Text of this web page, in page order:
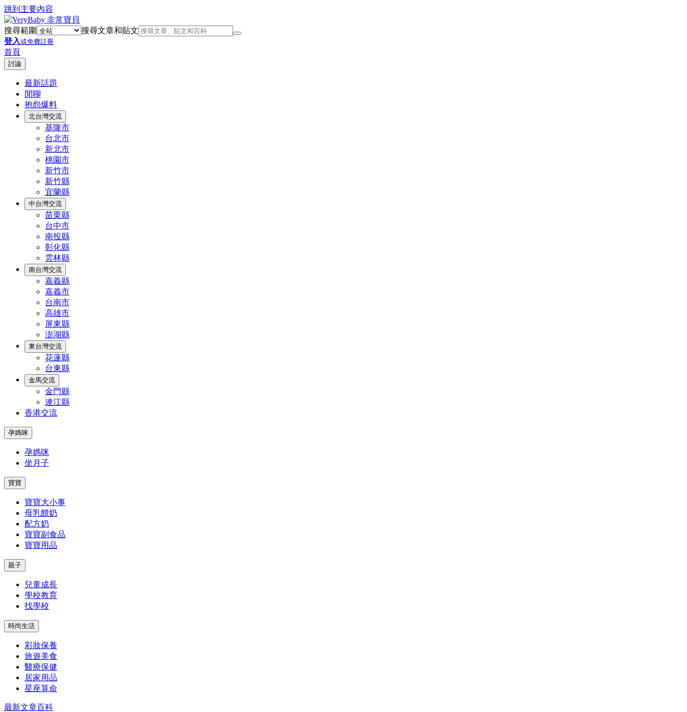
跳到主要內容
搜尋範圍
搜尋文章和貼文
登入或免費註冊
首頁
討論
最新話題
閒聊
抱怨爆料
北台灣交流
基隆市
台北市
新北市
桃園市
新竹市
新竹縣
宜蘭縣
中台灣交流
苗栗縣
台中市
南投縣
彰化縣
雲林縣
南台灣交流
嘉義縣
嘉義市
台南市
高雄市
屏東縣
澎湖縣
東台灣交流
花蓮縣
台東縣
金馬交流
金門縣
連江縣
香港交流
孕媽咪
孕媽咪
坐月子
寶寶
寶寶大小事
母乳餵奶
配方奶
寶寶副食品
寶寶用品
親子
兒童成長
學校教育
找學校
時尚生活
彩妝保養
旅遊美食
醫療保健
居家用品
星座算命
最新文章百科